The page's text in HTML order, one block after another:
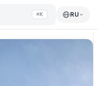
⌘K RU